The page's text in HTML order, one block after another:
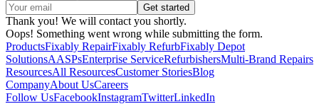
Thank you! We will contact you shortly.
Oops! Something went wrong while submitting the form.
ProductsFixably RepairFixably RefurbFixably Depot
SolutionsAASPsEnterprise ServiceRefurbishersMulti-Brand Repairs
ResourcesAll ResourcesCustomer StoriesBlog
CompanyAbout UsCareers
Follow UsFacebookInstagramTwitterLinkedIn